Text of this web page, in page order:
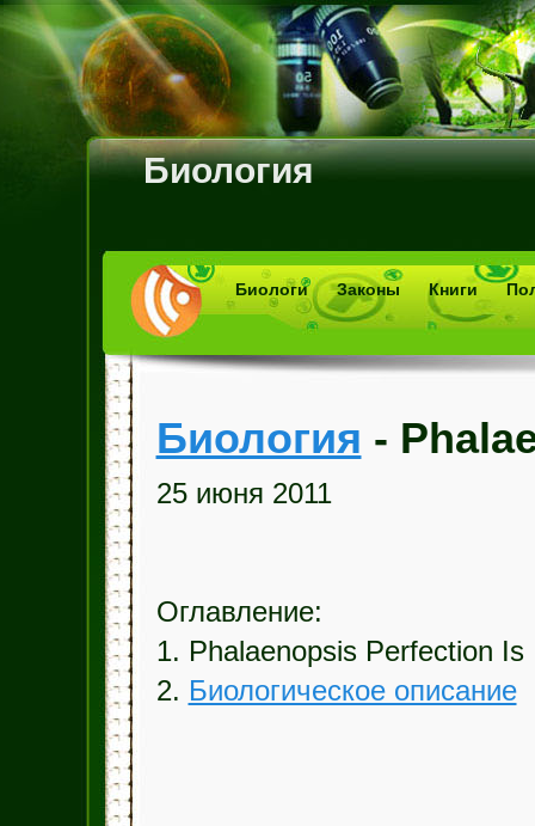
Биология
Биологи Законы Книги
Биология -
25 июня 2011
Оглавление:
1. Phalaenopsis Perfection Is
2. Биологическое описание